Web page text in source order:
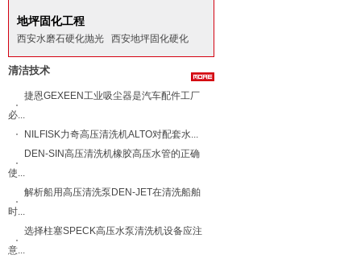
地坪固化工程
西安水磨石硬化抛光 西安地坪固化硬化
清洁技术
捷恩GEXEEN工业吸尘器是汽车配件工厂
必...
NILFISK力奇​高压清洗机ALTO​对配套水...
DEN-SIN高压清洗机橡胶高压水管的正确
使...
解析船用高压清洗泵DEN-JET在清洗船舶
时...
选择柱塞SPECK高压水泵清洗机设备应注
意...